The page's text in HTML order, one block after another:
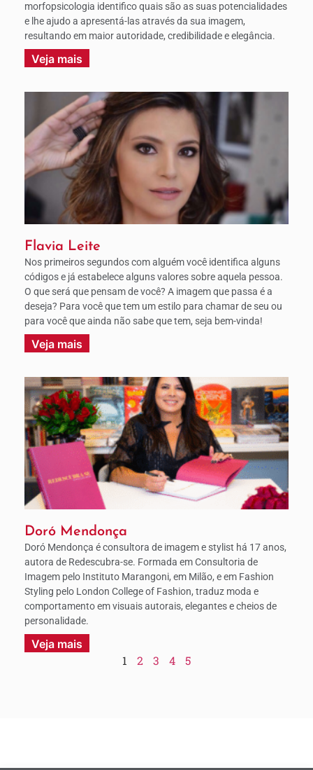
morfopsicologia identifico quais são as suas potencialidades
e lhe ajudo a apresentá-las através da sua imagem,
resultando em maior autoridade, credibilidade e elegância.
Veja mais
Flavia Leite
Nos primeiros segundos com alguém você identifica alguns
códigos e já estabelece alguns valores sobre aquela pessoa.
O que será que pensam de você? A imagem que passa é a
deseja? Para você que tem um estilo para chamar de seu ou
para você que ainda não sabe que tem, seja bem-vinda!
Veja mais
Doró Mendonça
Doró Mendonça é consultora de imagem e stylist há 17 anos,
autora de Redescubra-se. Formada em Consultoria de
Imagem pelo Instituto Marangoni, em Milão, e em Fashion
Styling pelo London College of Fashion, traduz moda e
comportamento em visuais autorais, elegantes e cheios de
personalidade.
Veja mais
1 2 3 4 5